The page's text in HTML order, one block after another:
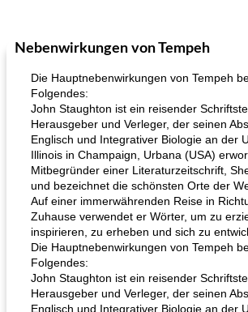
Nebenwirkungen von Tempeh
Die Hauptnebenwirkungen von Tempeh
Folgendes:
John Staughton ist ein reisender
Herausgeber und Verleger, der seinen
Englisch und Integrativer Biologie an der
Illinois in Champaign, Urbana (USA)
Mitbegründer einer Literaturzeitschrift,
und bezeichnet die schönsten Orte der
Auf einer immerwährenden Reise in
Zuhause verwendet er Wörter, um zu
inspirieren, zu erheben und sich zu
Die Hauptnebenwirkungen von Tempeh
Folgendes:
John Staughton ist ein reisender
Herausgeber und Verleger, der seinen
Englisch und Integrativer Biologie an der